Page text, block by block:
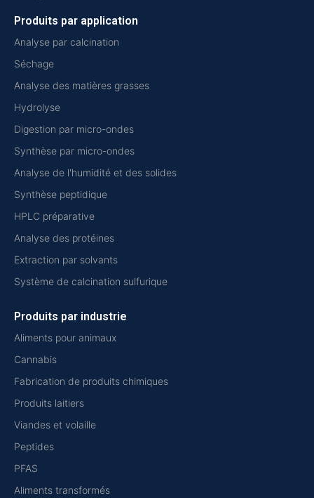
Produits par application
Analyse par calcination
Séchage
Analyse des matières grasses
Hydrolyse
Digestion par micro-ondes
Synthèse par micro-ondes
Analyse de l'humidité et des solides
Synthèse peptidique
HPLC préparative
Analyse des protéines
Extraction par solvants
Système de calcination sulfurique
Produits par industrie
Aliments pour animaux
Cannabis
Fabrication de produits chimiques
Produits laitiers
Viandes et volaille
Peptides
PFAS
Aliments transformés